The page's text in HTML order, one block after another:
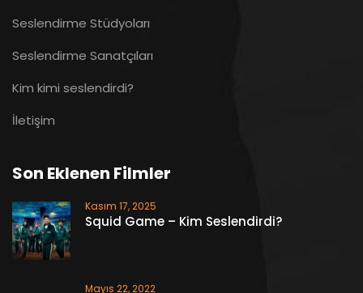
Seslendirme Stüdyoları
Seslendirme Sanatçıları
Kim kimi seslendirdi?
İletişim
Son Eklenen Filmler
Kasım 17, 2025
Squid Game – Kim Seslendirdi?
Mayıs 22, 2022